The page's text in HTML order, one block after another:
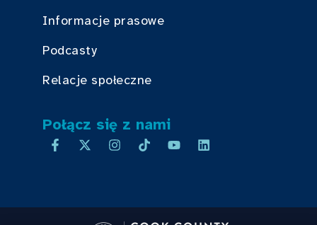
Informacje prasowe
Podcasty
Relacje społeczne
Połącz się z nami